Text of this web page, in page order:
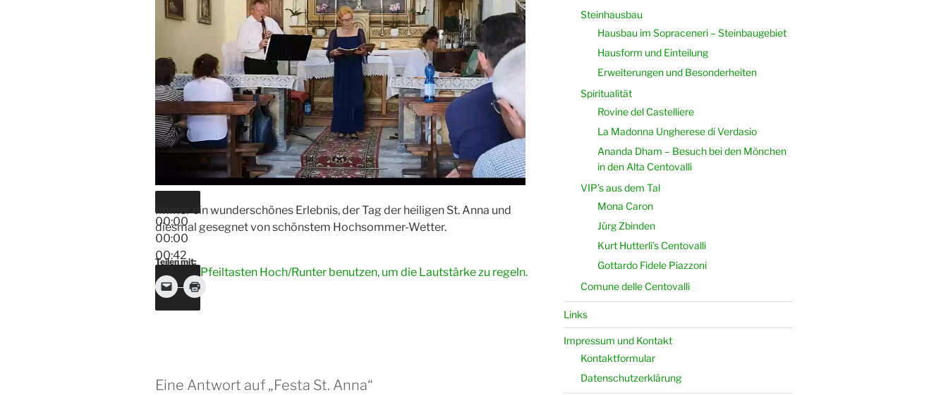
00:00
00:00
00:42
Pfeiltasten Hoch/Runter benutzen, um die Lautstärke zu regeln.
Immer ein wunderschönes Erlebnis, der Tag der heiligen St. Anna und
diesmal gesegnet von schönstem Hochsommer-Wetter.
Teilen mit:
Eine Antwort auf „Festa St. Anna“
Steinhausbau
Hausbau im Sopraceneri – Steinbaugebiet
Hausform und Einteilung
Erweiterungen und Besonderheiten
Spiritualität
Rovine del Castelliere
La Madonna Ungherese di Verdasio
Ananda Dham – Besuch bei den Mönchen
in den Alta Centovalli
VIP’s aus dem Tal
Mona Caron
Jürg Zbinden
Kurt Hutterli’s Centovalli
Gottardo Fidele Piazzoni
Comune delle Centovalli
Links
Impressum und Kontakt
Kontaktformular
Datenschutzerklärung